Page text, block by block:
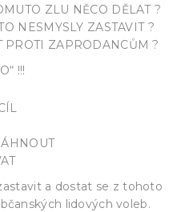
ZLU NĚCO DĚLAT ?
NESMYSLY ZASTAVIT ?
PROTI ZAPRODANCŮM ?
!!!
a dostat se z tohoto
lidových voleb.